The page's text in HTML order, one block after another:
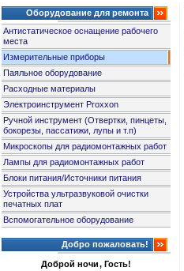
Оборудование для ремонта
Антистатическое оснащение рабочего
места
Измерительные приборы
Паяльное оборудование
Расходные материалы
Электроинструмент Proxxon
Ручной инструмент (Отвертки, пинцеты,
бокорезы, пассатижи, лупы и т.п)
Микроскопы для радиомонтажных работ
Лампы для радиомонтажных работ
Блоки питания/Источники питания
Устройства ультразвуковой очистки
печатных плат
Вспомогательное оборудование
Добро пожаловать!
Доброй ночи, Гость!